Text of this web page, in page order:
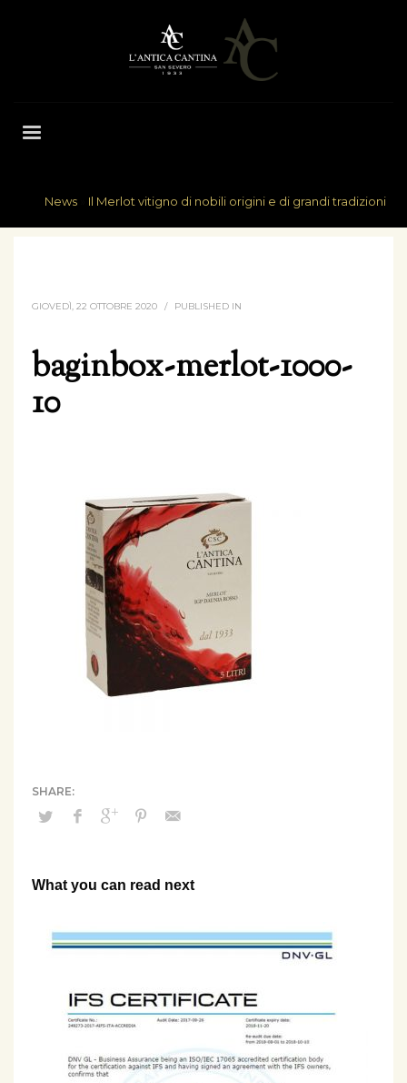
News Il Merlot vitigno di nobili origini e di grandi tradizioni
GIOVEDÌ, 22 OTTOBRE 2020 / PUBLISHED IN
baginbox-merlot-1000-
10
What you can read next